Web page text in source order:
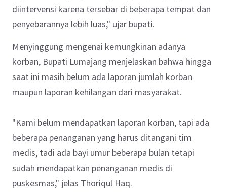
diintervensi karena tersebar di beberapa tempat dan
penyebarannya lebih luas," ujar bupati.
Menyinggung mengenai kemungkinan adanya
korban, Bupati Lumajang menjelaskan bahwa hingga
saat ini masih belum ada laporan jumlah korban
maupun laporan kehilangan dari masyarakat.
"Kami belum mendapatkan laporan korban, tapi ada
beberapa penanganan yang harus ditangani tim
medis, tadi ada bayi umur beberapa bulan tetapi
sudah mendapatkan penanganan medis di
puskesmas," jelas Thoriqul Haq.